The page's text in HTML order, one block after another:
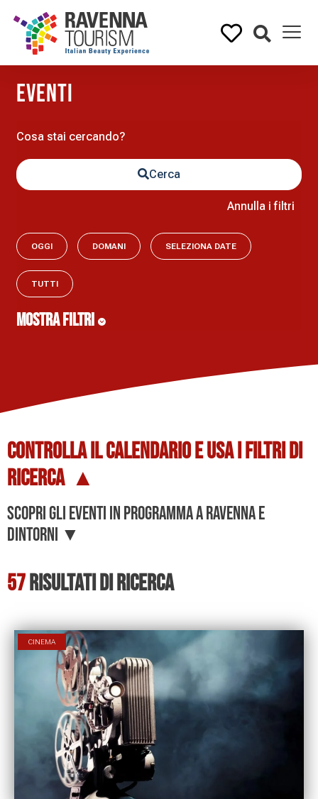
eventi
Cerca
Annulla i filtri
OGGI DOMANI SELEZIONA DATE
TUTTI
MOSTRA FILTRI
Controlla ilCALENDARIOe usa iFILTRI DI
RICERCA ▲
Scopri gli eventi in programma a Ravenna e
dintorni ▼
57Risultati di ricerca
CINEMA